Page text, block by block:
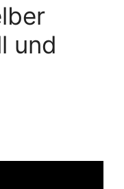
und